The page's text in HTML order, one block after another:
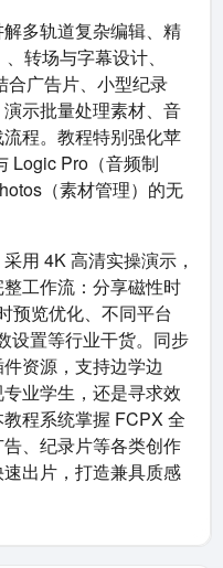
多轨道复杂编辑、精
转场与字幕设计、
合广告片、小型纪录
示批量处理素材、音
程。教程特别强化苹
Logic Pro（音频制
（素材管理）的无
用 4K 高清实操演示，
工作流：分享磁性时
预览优化、不同平台
设置等行业干货。同步
资源，支持边学边
业学生，还是寻求效
程系统掌握 FCPX 全
、纪录片等各类创作
出片，打造兼具质感